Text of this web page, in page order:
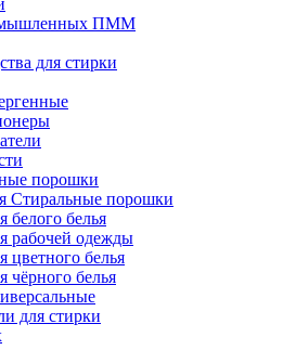
ПММ
для стирки
порошки
Стиральные порошки
белого белья
рабочей одежды
цветного белья
чёрного белья
для стирки